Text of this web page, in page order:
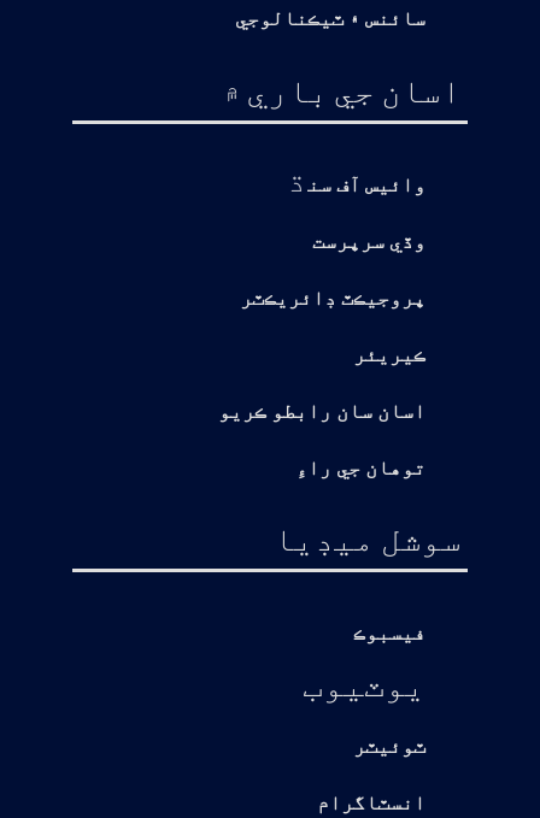
سائنس ۽ ٽيڪنالوجي
اسان جي باري ۾
وائيس آف سن ڌ
وڏي سرپرست
پروجيڪٽ ڊائريڪٽر
ڪيريئر
اسان سان رابطو ڪريو
توهان جي راءِ
سوشل ميڊيا
فيسبوڪ
يوٽيوب
ٽوئيٽر
انسٽاگرام